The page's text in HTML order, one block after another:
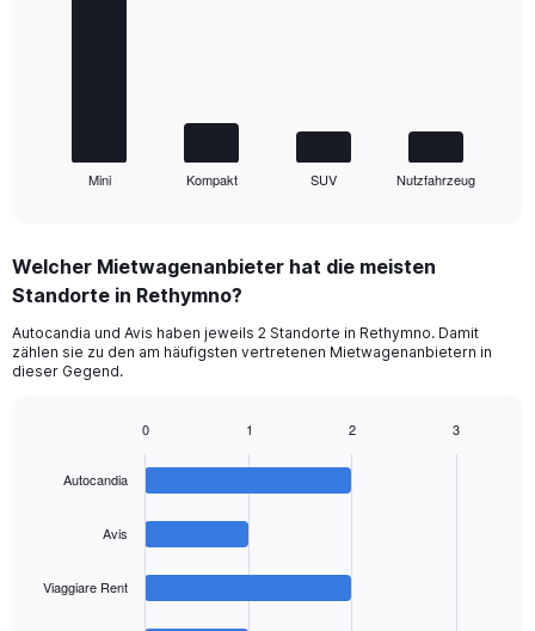
Range:
4
The
chart
displaying
75.
Mini Kompakt SUV Nutzfahrzeug
Welcher Mietwagenanbieter hat die meisten
Standorte in Rethymno?
Autocandia und Avis haben jeweils 2 Standorte in Rethymno. Damit
zählen sie zu den am häufigsten vertretenen Mietwagenanbietern in
dieser Gegend.
with
chart
Autocandia
Avis
Viaggiare Rent
0 1 2 3